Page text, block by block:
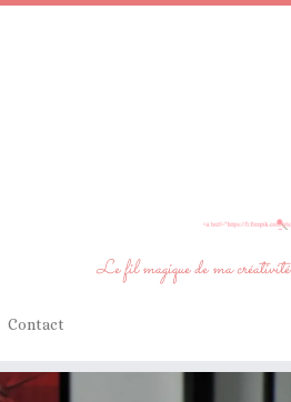
Le fil magique de ma créativité
Contact